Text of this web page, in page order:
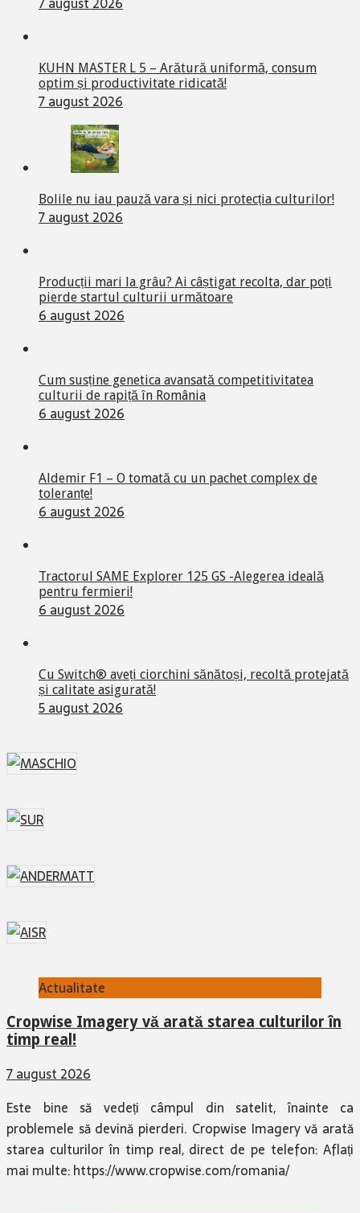
KUHN MASTER L 5 – Arătură uniformă, consum
optim și productivitate ridicată!
7 august 2026
Bolile nu iau pauză vara și nici protecția culturilor!
7 august 2026
Producții mari la grâu? Ai câștigat recolta, dar poți
pierde startul culturii următoare
6 august 2026
Cum susține genetica avansată competitivitatea
culturii de rapiță în România
6 august 2026
Aldemir F1 – O tomată cu un pachet complex de
toleranțe!
6 august 2026
Tractorul SAME Explorer 125 GS -Alegerea ideală
pentru fermieri!
6 august 2026
Cu Switch® aveți ciorchini sănătoși, recoltă protejată
și calitate asigurată!
5 august 2026
Actualitate
Cropwise Imagery vă arată starea culturilor în
timp real!
7 august 2026
Este bine să vedeți câmpul din satelit, înainte ca
problemele să devină pierderi. Cropwise Imagery vă arată
starea culturilor în timp real, direct de pe telefon: Aflați
mai multe: https://www.cropwise.com/romania/